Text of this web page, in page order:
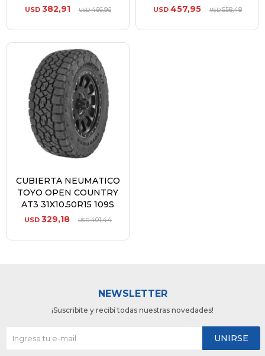
USD 382,91 USD466,96 USD 457,95 USD558,48
CUBIERTA NEUMATICO
TOYO OPEN COUNTRY
AT3 31X10.50R15 109S
USD 329,18 USD401,44
NEWSLETTER
¡Suscribite y recibí todas nuestras novedades!
UNIRSE